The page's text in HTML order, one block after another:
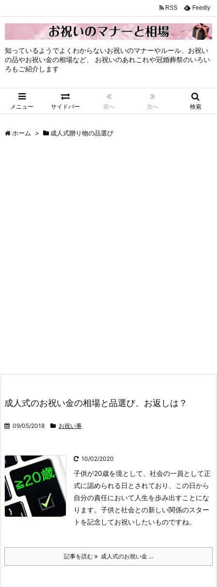
知っているようでよくわからないお祝いのマナーやルール、お祝い
の品やお祝い金の相場など、 お祝いのあれこれや冠婚葬祭のいろい
ろもご紹介します
メニュー サイドバー 前へ 次へ 検索
RSS Feedly
ホーム > 成人式贈り物の品選び
成人式のお祝い金の相場と品選び、お返しは？
09/05/2018 お祝い事
10/02/2020
子供が20歳を境として、社会の一員として正
式に認められる日とされており、この日から
自分の責任において人生を歩み出すことにな
ります。子供と社会との新しい関係のスター
トを記念してお祝いしたいものですね。
記事を読む 成人式のお祝い金 ...